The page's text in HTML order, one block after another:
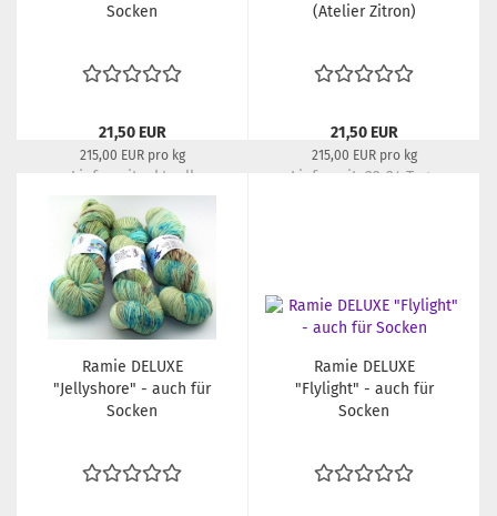
Socken
21,50 EUR
215,00 EUR pro kg
Lieferzeit:
aktuell
ausverkauft
(Atelier Zitron)
21,50 EUR
215,00 EUR pro kg
Lieferzeit: 22-24 Tage
Ramie DELUXE
"Jellyshore" - auch für
Socken
Ramie DELUXE
"Flylight" - auch für
Socken